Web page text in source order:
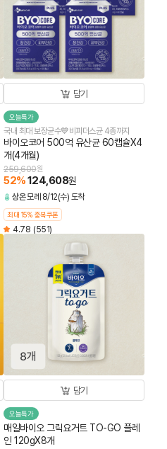
담기
오늘특가
국내 최대 보장균수💙비피더스균 4종까지
바이오코어 500억 유산균 60캡슐X4
개(4개월)
259,600원
52%124,608원
상온모레 8/12(수) 도착
최대 15% 중복쿠폰
4.78 (551)
담기
오늘특가
매일바이오 그릭요거트 TO-GO 플레
인 120gX8개